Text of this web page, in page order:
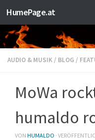
Zum Inhalt springen
HumePage.at
AUDIO & MUSIK / BLOG /
MoWa
humaldo
VON HUMALDO ·